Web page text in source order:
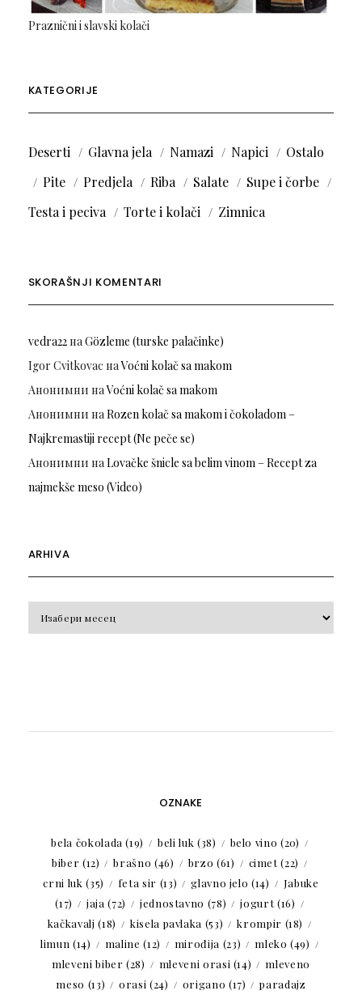
Praznični i slavski kolači
KATEGORIJE
Deserti Glavna jela Namazi Napici
Ostalo
Pite
Predjela Riba Salate
Supe i čorbe
Testa i peciva
Torte i kolači Zimnica
SKORAŠNJI KOMENTARI
vedra22наGözleme (turske palačinke)
Igor Cvitkovac наVoćni kolač sa makom
Анонимни наVoćni kolač sa makom
Анонимни наRozen kolač sa makom i čokoladom –
Najkremastiji recept (Ne peče se)
Анонимни наLovačke šnicle sa belim vinom – Recept za
najmekše meso (Video)
ARHIVA
OZNAKE
bela čokolada (19) beli luk (38) belo vino (20)
biber (12) brašno (46) brzo (61) cimet(22)
crni luk (35) feta sir (13) glavno jelo (14)
Jabuke
(17)
jaja (72) jednostavno (78) jogurt(16)
kačkavalj (18) kisela pavlaka (53) krompir (18)
limun (14) maline (12) mirođija (23) mleko (49)
mleveni biber (28) mleveni orasi (14)
mleveno
meso (13) orasi (24) origano (17)
paradajz